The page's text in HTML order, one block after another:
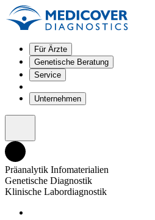
Für Ärzte
Genetische Beratung
Service
Unternehmen
Präanalytik Infomaterialien
Genetische Diagnostik
Klinische Labordiagnostik